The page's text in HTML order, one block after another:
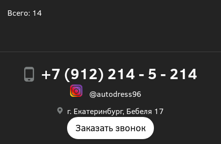
Всего: 14
+7 (912) 214 - 5 - 214
@autodress96
г. Екатеринбург, Бебеля 17
Заказать звонок